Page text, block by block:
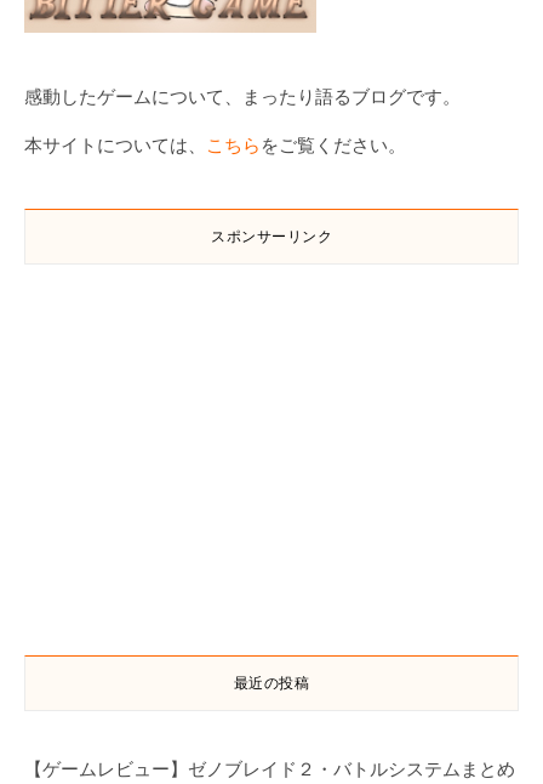
感動したゲームについて、まったり語るブログです。
本サイトについては、 こちら をご覧ください。
スポンサーリンク
最近の投稿
【ゲームレビュー】ゼノブレイド２・バトルシステムまとめ